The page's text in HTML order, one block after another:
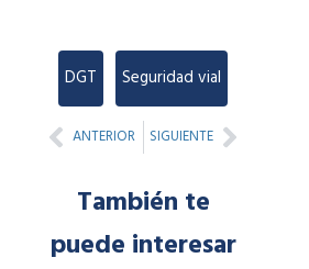
DGT Seguridad vial
Prev
ANTERIOR SIGUIENTENext
También te
puede interesar